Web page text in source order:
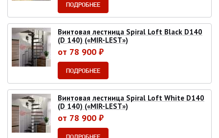
ПОДРОБНЕЕ
Винтовая лестница Spiral Loft Black D140
(D 140) («MIR-LEST»)
от 78 900 ₽
ПОДРОБНЕЕ
Винтовая лестница Spiral Loft White D140
(D 140) («MIR-LEST»)
от 78 900 ₽